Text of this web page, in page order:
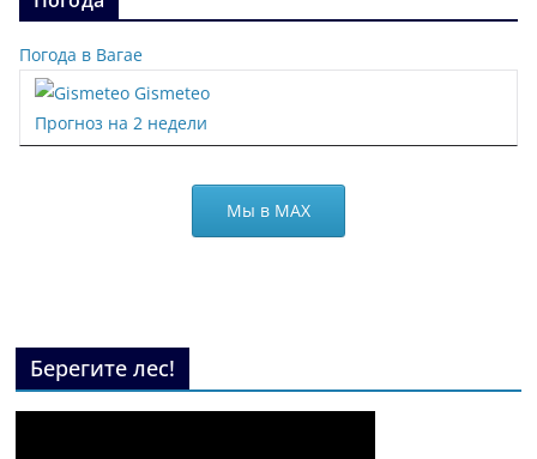
Погода в Вагае
Gismeteo
Прогноз на 2 недели
Мы в МАХ
Берегите лес!